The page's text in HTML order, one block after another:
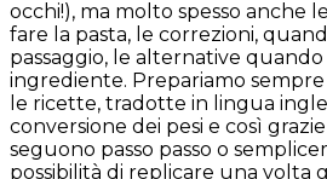
occhi!), ma molto spesso anche
fare la pasta, le correzioni,
passaggio, le alternative
ingrediente. Prepariamo
le ricette, tradotte in lingua
conversione dei pesi e così
seguono passo passo o
possibilità di replicare una volta